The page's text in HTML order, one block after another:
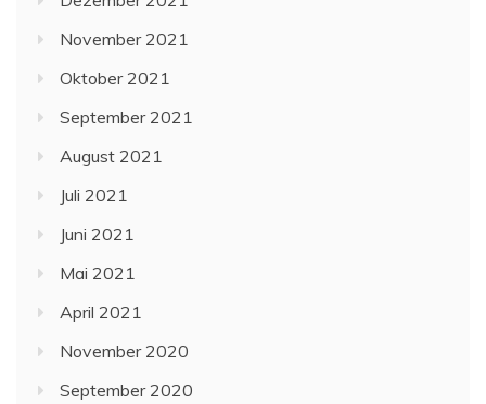
November 2021
Oktober 2021
September 2021
August 2021
Juli 2021
Juni 2021
Mai 2021
April 2021
November 2020
September 2020